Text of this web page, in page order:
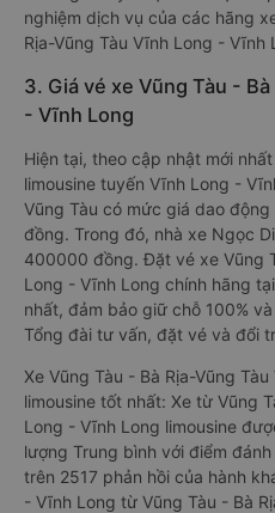
nghiệm dịch vụ của các hãng
Rịa-Vũng Tàu Vĩnh Long - Vĩnh
3. Giá vé xe Vũng Tàu -
- Vĩnh Long
Hiện tại, theo cập nhật mới
limousine tuyến Vĩnh Long -
Vũng Tàu có mức giá dao
đồng. Trong đó, nhà xe Ngọc
400000 đồng. Đặt vé xe Vũng
Long - Vĩnh Long chính hãng tại
nhất, đảm bảo giữ chỗ 100%
Tổng đài tư vấn, đặt vé và đổi
Xe Vũng Tàu - Bà Rịa-Vũng
limousine tốt nhất: Xe từ Vũng
Long - Vĩnh Long limousine
lượng Trung bình với điểm
trên 2517 phản hồi của hành
- Vĩnh Long từ Vũng Tàu - Bà